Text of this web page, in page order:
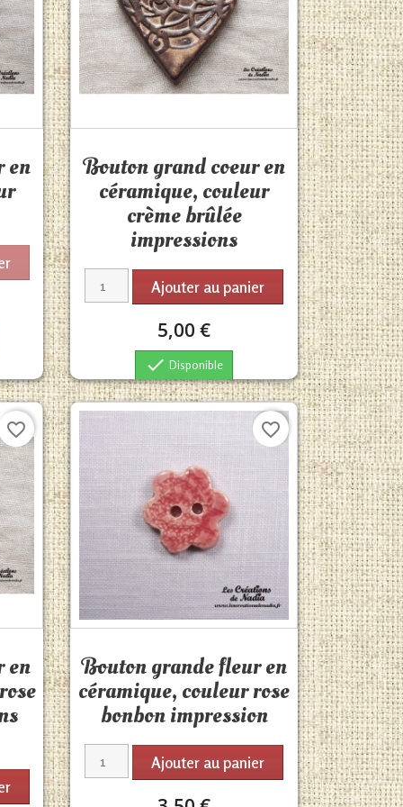
en Bouton grand coeur en
céramique, couleur
crème brûlée
impressions
Ajouter au panier
5,00 €
 Disponible
en
favorite_border
Bouton grande fleur en
céramique, couleur rose
bonbon impression
Ajouter au panier
favorite_border